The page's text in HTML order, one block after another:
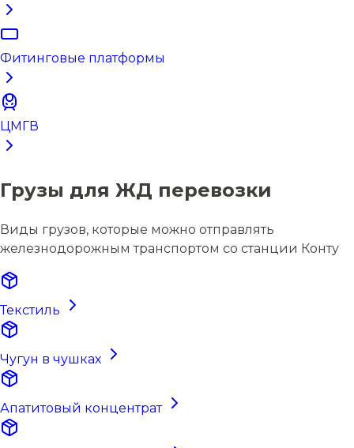
Фитинговые платформы
ЦМГВ
Грузы для ЖД перевозки
Виды грузов, которые можно отправлять
железнодорожным транспортом со станции Конту
Текстиль
Чугун в чушках
Апатитовый концентрат